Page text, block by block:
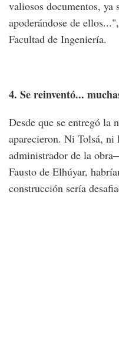
valiosos documentos, ya
apoderándose de
Facultad de Ingeniería.
4. Se reinventó...
Desde que se entregó la
aparecieron. Ni Tolsá,
administrador de la
Fausto de Elhúyar,
construcción sería